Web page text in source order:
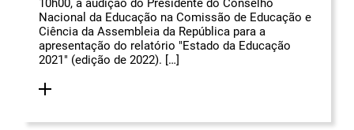
Nacional da Educação na Comissão de Educação e
Ciência da Assembleia da República para a
apresentação do relatório "Estado da Educação
2021" (edição de 2022). […]